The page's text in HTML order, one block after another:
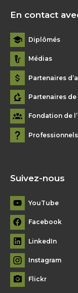
En contact
Diplômés
Médias
Partenaires
Partenaires
Fondation de
Suivez-nous
YouTube
Facebook
LinkedIn
Instagram
Flickr